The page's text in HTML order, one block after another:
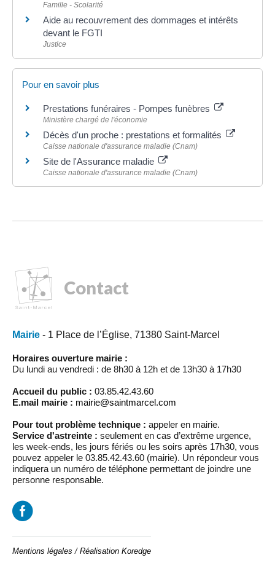
Famille - Scolarité
Aide au recouvrement des dommages et intérêts
devant le FGTI
Justice
Pour en savoir plus
Prestations funéraires - Pompes funèbres
Ministère chargé de l'économie
Décès d'un proche : prestations et formalités
Caisse nationale d'assurance maladie (Cnam)
Site de l'Assurance maladie
Caisse nationale d'assurance maladie (Cnam)
Contact
Mairie - 1 Place de l’Église, 71380 Saint-Marcel
Horaires ouverture mairie :
Du lundi au vendredi : de 8h30 à 12h et de 13h30 à 17h30
Accueil du public : 03.85.42.43.60
E.mail mairie : mairie@saintmarcel.com
Pour tout problème technique : appeler en mairie.
Service d'astreinte : seulement en cas d’extrême urgence,
les week-ends, les jours fériés ou les soirs après 17h30, vous
pouvez appeler le 03.85.42.43.60 (mairie). Un répondeur vous
indiquera un numéro de téléphone permettant de joindre une
personne responsable.
Mentions légales / Réalisation Koredge